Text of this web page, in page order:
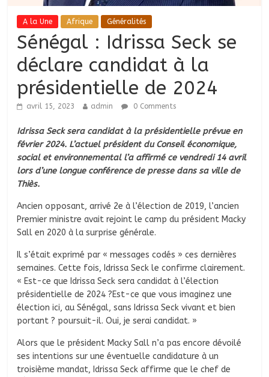
A la Une Afrique Généralités
Sénégal : Idrissa Seck se
déclare candidat à la
présidentielle de 2024
avril 15, 2023 admin 0 Comments
Idrissa Seck sera candidat à la présidentielle prévue en
février 2024. L’actuel président du Conseil économique,
social et environnemental l’a affirmé ce vendredi 14 avril
lors d’une longue conférence de presse dans sa ville de
Thiès.
Ancien opposant, arrivé 2e à l’élection de 2019, l’ancien
Premier ministre avait rejoint le camp du président Macky
Sall en 2020 à la surprise générale.
Il s’était exprimé par « messages codés » ces dernières
semaines. Cette fois, Idrissa Seck le confirme clairement.
« Est-ce que Idrissa Seck sera candidat à l’élection
présidentielle de 2024 ?Est-ce que vous imaginez une
élection ici, au Sénégal, sans Idrissa Seck vivant et bien
portant ? poursuit-il. Oui, je serai candidat. »
Alors que le président Macky Sall n’a pas encore dévoilé
ses intentions sur une éventuelle candidature à un
troisième mandat, Idrissa Seck affirme que le chef de